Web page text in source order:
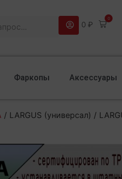
0 ₽
0
Фаркопы Аксессуары
/ LARGUS (универсал) /